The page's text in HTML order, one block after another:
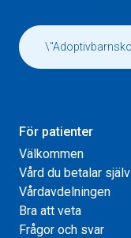
För patienter
Välkommen
Vård du betalar själv
Vårdavdelningen
Bra att veta
Frågor och svar